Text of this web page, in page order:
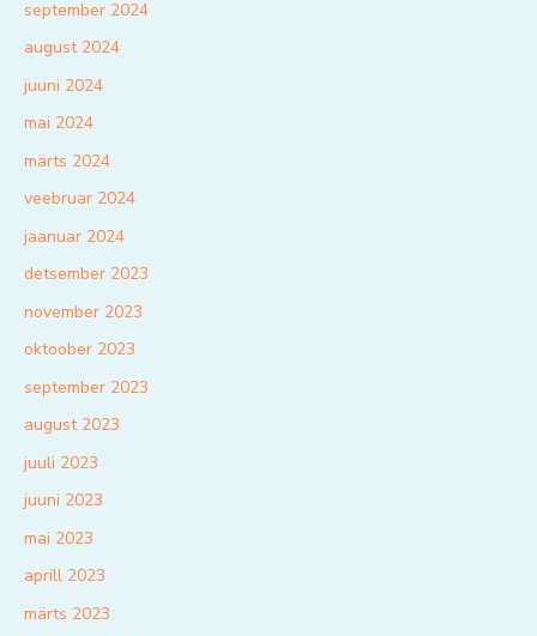
september 2024
august 2024
juuni 2024
mai 2024
märts 2024
veebruar 2024
jaanuar 2024
detsember 2023
november 2023
oktoober 2023
september 2023
august 2023
juuli 2023
juuni 2023
mai 2023
aprill 2023
märts 2023